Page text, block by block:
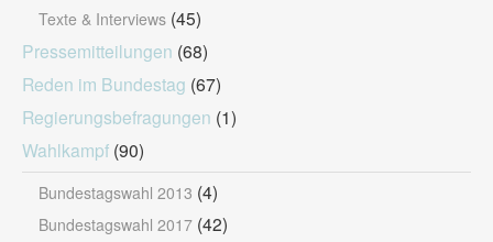
Texte & Interviews (45)
Pressemitteilungen (68)
Reden im Bundestag (67)
Regierungsbefragungen (1)
Wahlkampf (90)
Bundestagswahl 2013 (4)
Bundestagswahl 2017 (42)